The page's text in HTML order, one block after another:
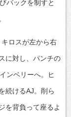
バックを制すと
ロスが左から右
に対し、パンチの
ンベリーへ。ヒ
続けるAJ。削ら
を背負って座るよ